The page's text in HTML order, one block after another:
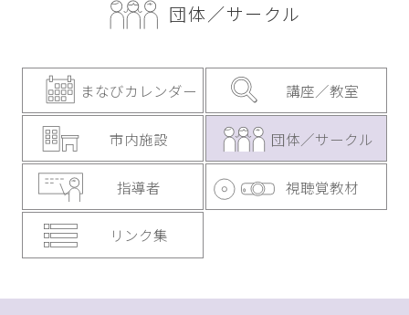
団体／サークル
まなびカレンダー 講座／教室
市内施設 団体／サークル
指導者 視聴覚教材
リンク集